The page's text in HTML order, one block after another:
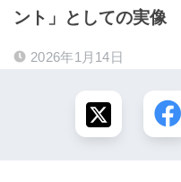
ント」としての実像
2026年1月14日